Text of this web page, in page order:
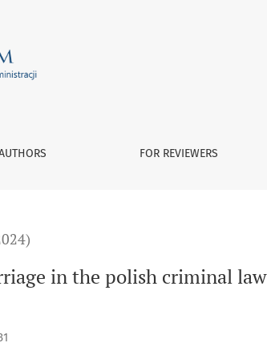
FOR REVIEWERS
in the polish criminal law